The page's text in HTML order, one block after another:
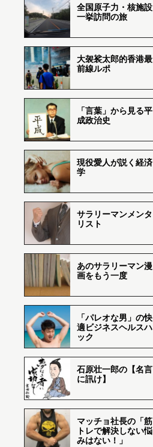
全国原子力・核施設
一挙訪問の旅
大袈裟太郎的香港最
前線ルポ
「言葉」から見る平
成政治史
現役愛人が説く経済
学
サラリーマンメンタ
リスト
あのサラリーマン漫
画をもう一度
「パレオな男」の快
適ビジネスヘルスハ
ック
石原壮一郎の【名言
に訊け】
マッチョ社長の「筋
トレで解決しない悩
みはない！」